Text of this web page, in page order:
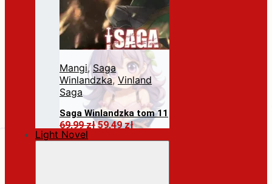
Mangi, Saga
Winlandzka, Vinland
Saga
Saga Winlandzka tom 11
69,99złPierwotna
59,49złAktualna
Dodaj do koszyka
Light Novel